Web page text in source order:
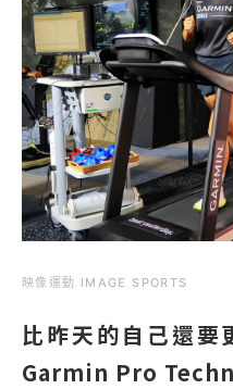
映像運動 IMAGE SPORTS
比昨天的自己還
Garmin Pro